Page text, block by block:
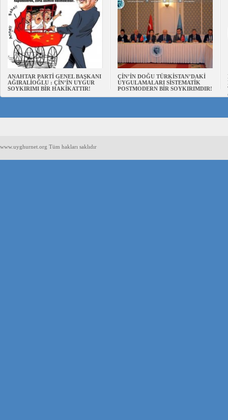
ANAHTAR PARTİ GENEL BAŞKANI
AĞIRALİOĞLU : ÇİN’İN UYGUR
SOYKIRIMI BİR HAKİKATTIR!
ÇİN’İN DOĞU TÜRKİSTAN’DAKİ
UYGULAMALARI SİSTEMATİK
POSTMODERN BİR SOYKIRIMDIR!
www.uyghurnet.org Tüm hakları saklıdır